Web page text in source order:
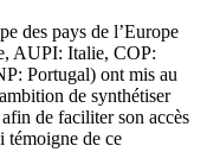
des pays de l’Europe
AUPI: Italie, COP:
Portugal) ont mis au
de synthétiser
de faciliter son accès
témoigne de ce